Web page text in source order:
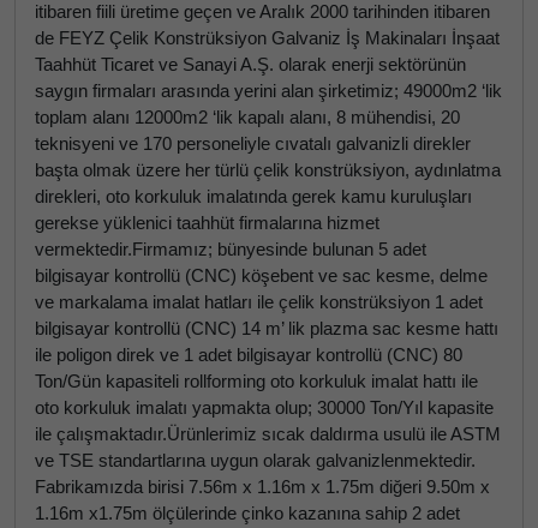
itibaren fiili üretime geçen ve Aralık 2000 tarihinden itibaren
de FEYZ Çelik Konstrüksiyon Galvaniz İş Makinaları İnşaat
Taahhüt Ticaret ve Sanayi A.Ş. olarak enerji sektörünün
saygın firmaları arasında yerini alan şirketimiz; 49000m2 ‘lik
toplam alanı 12000m2 ‘lik kapalı alanı, 8 mühendisi, 20
teknisyeni ve 170 personeliyle cıvatalı galvanizli direkler
başta olmak üzere her türlü çelik konstrüksiyon, aydınlatma
direkleri, oto korkuluk imalatında gerek kamu kuruluşları
gerekse yüklenici taahhüt firmalarına hizmet
vermektedir.Firmamız; bünyesinde bulunan 5 adet
bilgisayar kontrollü (CNC) köşebent ve sac kesme, delme
ve markalama imalat hatları ile çelik konstrüksiyon 1 adet
bilgisayar kontrollü (CNC) 14 m’ lik plazma sac kesme hattı
ile poligon direk ve 1 adet bilgisayar kontrollü (CNC) 80
Ton/Gün kapasiteli rollforming oto korkuluk imalat hattı ile
oto korkuluk imalatı yapmakta olup; 30000 Ton/Yıl kapasite
ile çalışmaktadır.Ürünlerimiz sıcak daldırma usulü ile ASTM
ve TSE standartlarına uygun olarak galvanizlenmektedir.
Fabrikamızda birisi 7.56m x 1.16m x 1.75m diğeri 9.50m x
1.16m x1.75m ölçülerinde çinko kazanına sahip 2 adet